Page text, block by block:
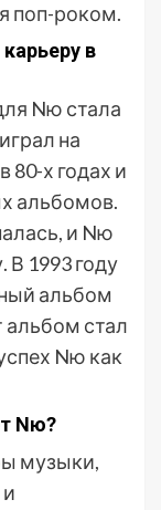
поп-роком.
в
Nю стала
на
80-х годах и
альбомов.
и Nю
В 1993 году
альбом
альбом стал
Nю как
Nю?
музыки,